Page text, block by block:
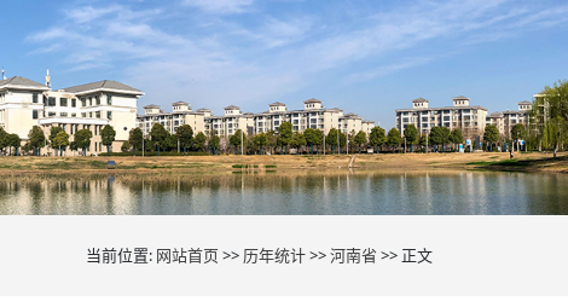
当前位置: 网站首页>> 历年统计>>河南省 >> 正文